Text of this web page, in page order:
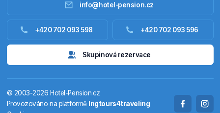
Ubytování zahraniční
Termály
info@hotel-pension.cz
+420 702 093 598 +420 702 093 596
Skupinová rezervace
© 2003-2026 Hotel-Pension.cz
Provozováno na platformě Ingtours4traveling